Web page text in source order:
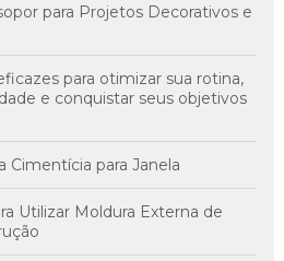
para Projetos Decorativos e
para otimizar sua rotina,
e conquistar seus objetivos
Cimentícia para Janela
Utilizar Moldura Externa de